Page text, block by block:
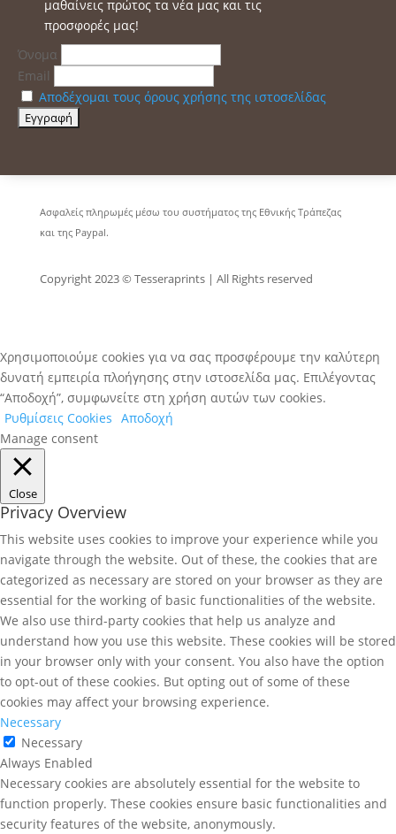
μαθαίνεις πρώτος τα νέα μας και τις
προσφορές μας!
Όνομα
Email
Αποδέχομαι τους όρους χρήσης της ιστοσελίδας
Ασφαλείς πληρωμές μέσω του συστήματος της Εθνικής Τράπεζας
και της Paypal.
Copyright 2023 © Tesseraprints | All Rights reserved
Χρησιμοποιούμε cookies για να σας προσφέρουμε την καλύτερη
δυνατή εμπειρία πλοήγησης στην ιστοσελίδα μας. Επιλέγοντας
“Αποδοχή”, συμφωνείτε στη χρήση αυτών των cookies.
Ρυθμίσεις Cookies Αποδοχή
Manage consent
Close
Privacy Overview
This website uses cookies to improve your experience while you
navigate through the website. Out of these, the cookies that are
categorized as necessary are stored on your browser as they are
essential for the working of basic functionalities of the website.
We also use third-party cookies that help us analyze and
understand how you use this website. These cookies will be stored
in your browser only with your consent. You also have the option
to opt-out of these cookies. But opting out of some of these
cookies may affect your browsing experience.
Necessary
Necessary
Always Enabled
Necessary cookies are absolutely essential for the website to
function properly. These cookies ensure basic functionalities and
security features of the website, anonymously.